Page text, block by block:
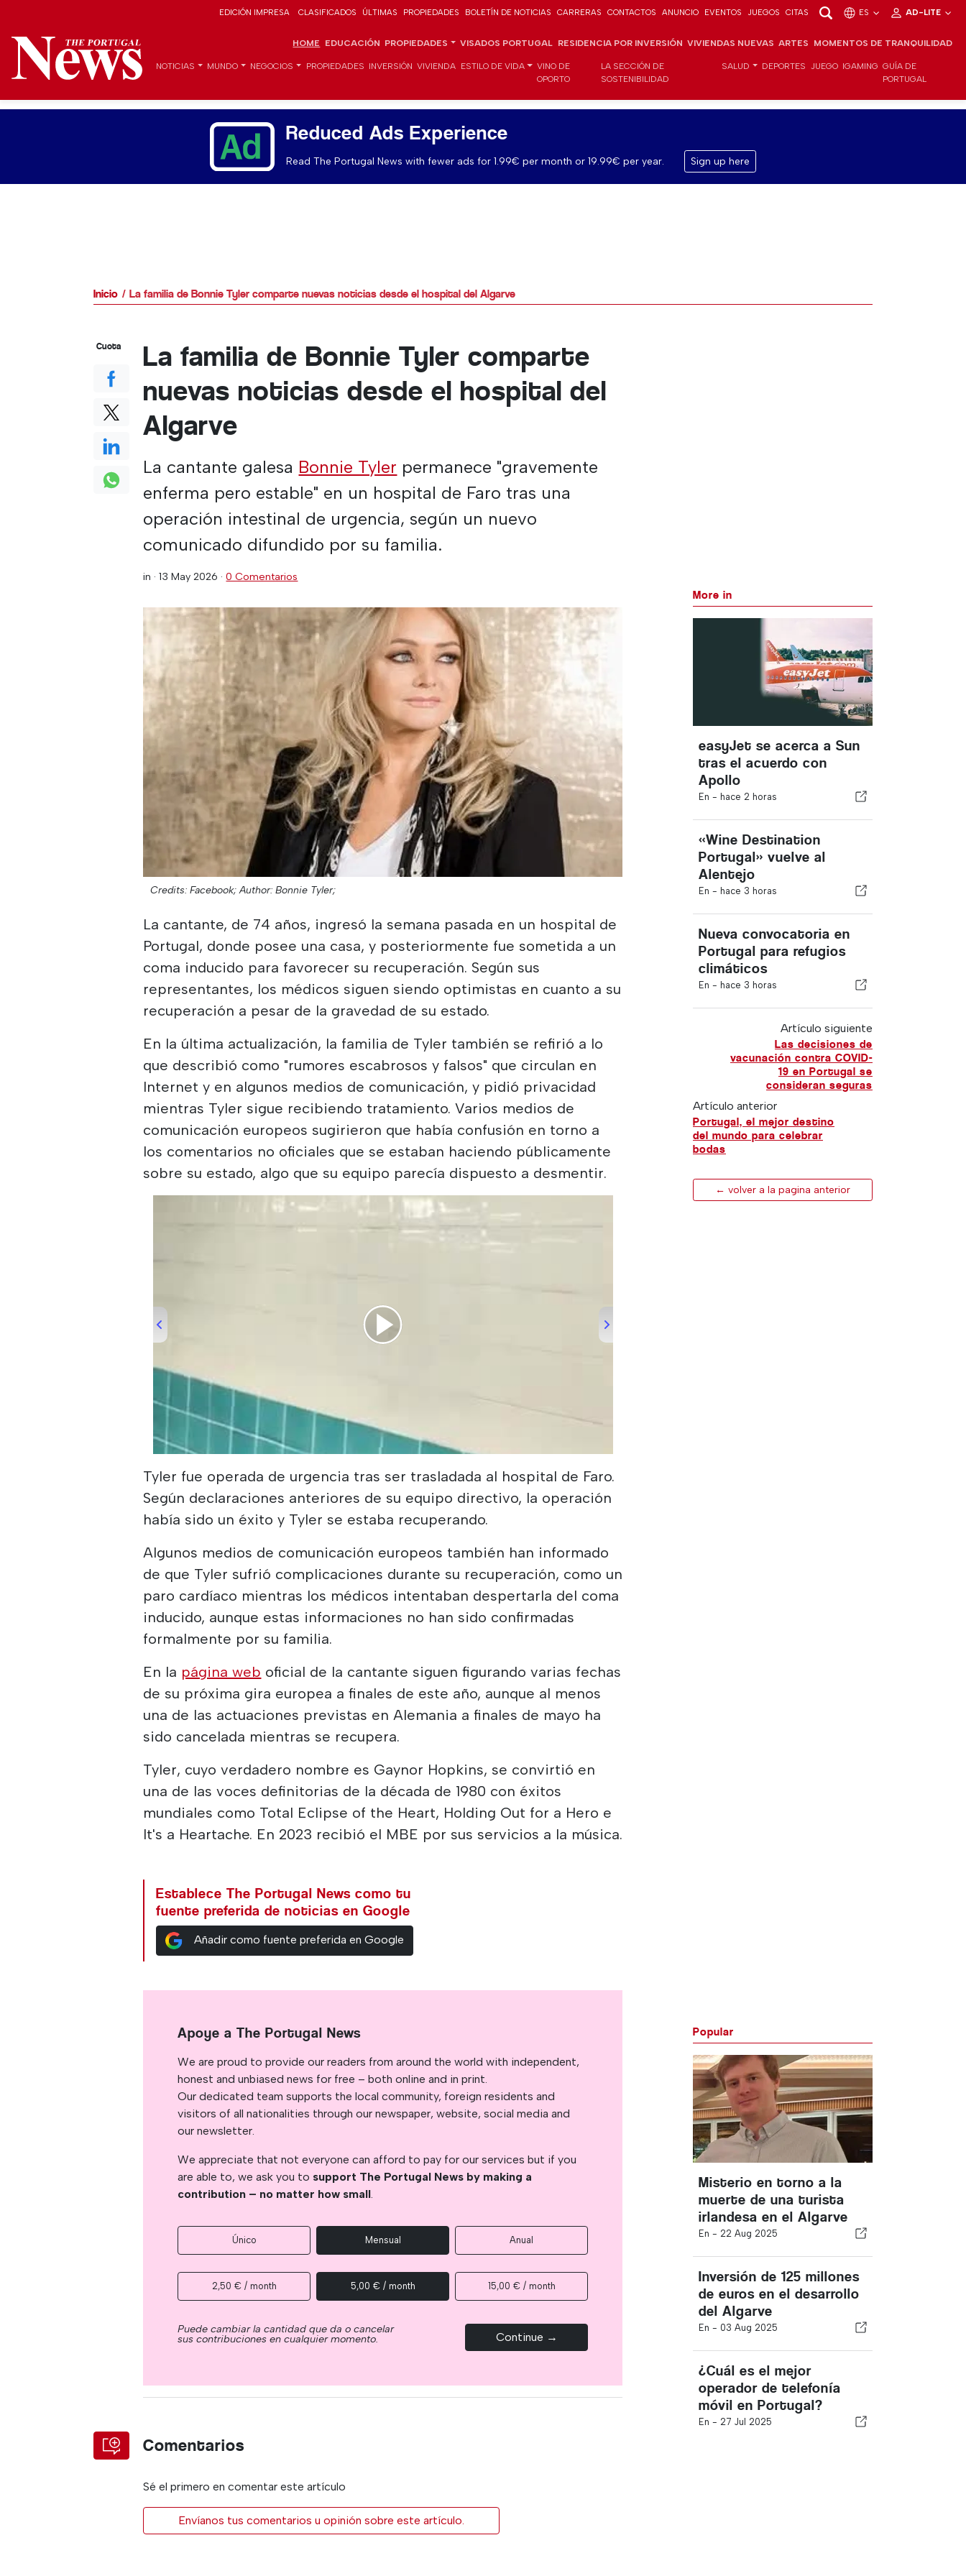
EDICIÓN IMPRESA CLASIFICADOS ÚLTIMAS PROPIEDADES BOLETÍN DE NOTICIAS CARRERAS CONTACTOS ANUNCIO EVENTOS JUEGOS CITAS ES AD-LITE
HOME EDUCACIÓN PROPIEDADES VISADOS PORTUGAL RESIDENCIA POR INVERSIÓN VIVIENDAS NUEVAS ARTES MOMENTOS DE TRANQUILIDAD
NOTICIAS MUNDO NEGOCIOS PROPIEDADES INVERSIÓN VIVIENDA ESTILO DE VIDA
VINO DE
OPORTO
LA SECCIÓN DE
SOSTENIBILIDAD
SALUD DEPORTES JUEGO IGAMING GUÍA DE
PORTUGAL
Reduced Ads Experience
Read The Portugal News with fewer ads for 1.99€ per month or 19.99€ per year. Sign up here
Inicio La familia de Bonnie Tyler comparte nuevas noticias desde el hospital del Algarve
La familia de Bonnie Tyler comparte
nuevas noticias desde el hospital del
Algarve
La cantante galesa Bonnie Tyler permanece "gravemente
enferma pero estable" en un hospital de Faro tras una
operación intestinal de urgencia, según un nuevo
comunicado difundido por su familia.
in ·13 May 2026 ·0 Comentarios
Credits: Facebook; Author: Bonnie Tyler;
La cantante, de 74 años, ingresó la semana pasada en un hospital de
Portugal, donde posee una casa, y posteriormente fue sometida a un
coma inducido para favorecer su recuperación. Según sus
representantes, los médicos siguen siendo optimistas en cuanto a su
recuperación a pesar de la gravedad de su estado.
En la última actualización, la familia de Tyler también se refirió a lo
que describió como "rumores escabrosos y falsos" que circulan en
Internet y en algunos medios de comunicación, y pidió privacidad
mientras Tyler sigue recibiendo tratamiento. Varios medios de
comunicación europeos sugirieron que había confusión en torno a
los comentarios no oficiales que se estaban haciendo públicamente
sobre su estado, algo que su equipo parecía dispuesto a desmentir.
00:23 Metro Moscavide in Lisbon
Tyler fue operada de urgencia tras ser trasladada al hospital de Faro.
Según declaraciones anteriores de su equipo directivo, la operación
había sido un éxito y Tyler se estaba recuperando.
Algunos medios de comunicación europeos también han informado
de que Tyler sufrió complicaciones durante su recuperación, como un
paro cardíaco mientras los médicos intentaban despertarla del coma
inducido, aunque estas informaciones no han sido confirmadas
formalmente por su familia.
En la página web oficial de la cantante siguen figurando varias fechas
de su próxima gira europea a finales de este año, aunque al menos
una de las actuaciones previstas en Alemania a finales de mayo ha
sido cancelada mientras se recupera.
Tyler, cuyo verdadero nombre es Gaynor Hopkins, se convirtió en
una de las voces definitorias de la década de 1980 con éxitos
mundiales como Total Eclipse of the Heart, Holding Out for a Hero e
It's a Heartache. En 2023 recibió el MBE por sus servicios a la música.
Establece The Portugal News como tu
fuente preferida de noticias en Google
Añadir como fuente preferida en Google
Cuota
More in
easyJet se acerca a Sun
tras el acuerdo con
Apollo
En - hace 2 horas
«Wine Destination
Portugal» vuelve al
Alentejo
En - hace 3 horas
Nueva convocatoria en
Portugal para refugios
climáticos
En - hace 3 horas
Artículo siguiente
Las decisiones de
vacunación contra COVID-
19 en Portugal se
consideran seguras
Artículo anterior
Portugal, el mejor destino
del mundo para celebrar
bodas
← volver a la pagina anterior
Apoye a The Portugal News
We are proud to provide our readers from around the world with independent,
honest and unbiased news for free – both online and in print.
Our dedicated team supports the local community, foreign residents and
visitors of all nationalities through our newspaper, website, social media and
our newsletter.
We appreciate that not everyone can afford to pay for our services but if you
are able to, we ask you to support The Portugal News by making a
contribution – no matter how small.
Único Mensual Anual
2,50 € / month 5,00 € / month 15,00 € / month
Puede cambiar la cantidad que da o cancelar
sus contribuciones en cualquier momento. Continue →
Comentarios
Sé el primero en comentar este artículo
Envíanos tus comentarios u opinión sobre este artículo.
Popular
Misterio en torno a la
muerte de una turista
irlandesa en el Algarve
En - 22 Aug 2025
Inversión de 125 millones
de euros en el desarrollo
del Algarve
En - 03 Aug 2025
¿Cuál es el mejor
operador de telefonía
móvil en Portugal?
En - 27 Jul 2025